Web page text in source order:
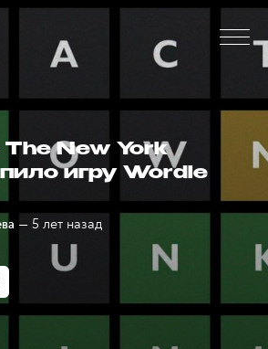
New York
игру Wordle
— 5 лет назад